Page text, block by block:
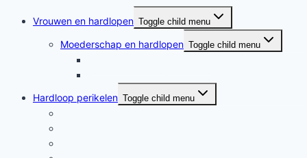
Vrouwen en hardlopen Toggle child menu
Moederschap en hardlopen Toggle child menu
Hardloop perikelen Toggle child menu